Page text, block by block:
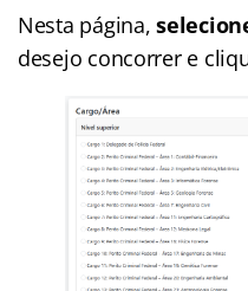
Nesta página,
desejo concorrer e